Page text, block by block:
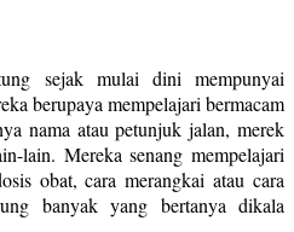
sejak mulai dini mempunyai
berupaya mempelajari bermacam
nama atau petunjuk jalan, merek
lain. Mereka senang mempelajari
obat, cara merangkai atau cara
banyak yang bertanya dikala